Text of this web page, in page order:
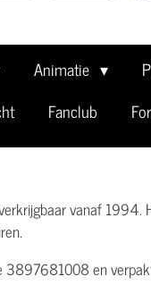
Animatie
Fanclub
vanaf 1994.
3897681008 en